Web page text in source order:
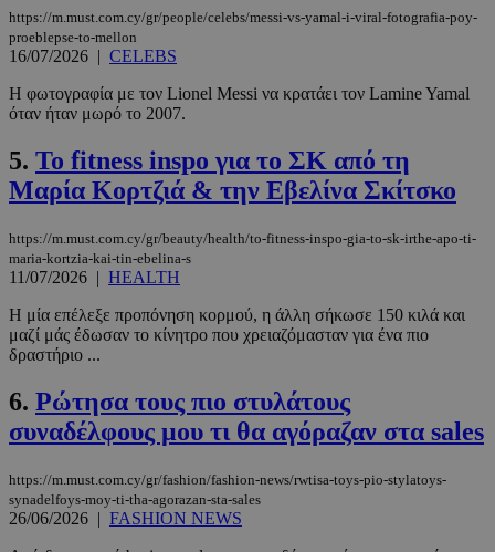
https://m.must.com.cy/gr/people/celebs/messi-vs-yamal-i-viral-fotografia-poy-
proeblepse-to-mellon
16/07/2026 | CELEBS
Η φωτογραφία με τον Lionel Messi να κρατάει τον Lamine Yamal
όταν ήταν μωρό το 2007.
5. Το fitness inspo για το ΣΚ από τη
Μαρία Κορτζιά & την Εβελίνα Σκίτσκο
https://m.must.com.cy/gr/beauty/health/to-fitness-inspo-gia-to-sk-irthe-apo-ti-
maria-kortzia-kai-tin-ebelina-s
11/07/2026 | HEALTH
Η μία επέλεξε προπόνηση κορμού, η άλλη σήκωσε 150 κιλά και
μαζί μάς έδωσαν το κίνητρο που χρειαζόμασταν για ένα πιο
δραστήριο ...
6. Ρώτησα τους πιο στυλάτους
συναδέλφους μου τι θα αγόραζαν στα sales
https://m.must.com.cy/gr/fashion/fashion-news/rwtisa-toys-pio-stylatoys-
synadelfoys-moy-ti-tha-agorazan-sta-sales
26/06/2026 | FASHION NEWS